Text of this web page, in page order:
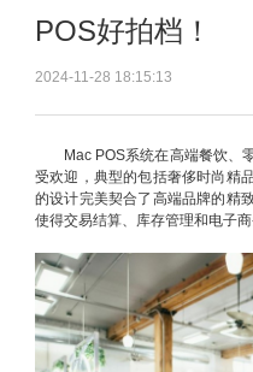
POS好拍档！
2024-11-28 18:15:13
Mac POS系统在高端餐饮、
受欢迎，典型的包括奢侈时尚精
的设计完美契合了高端品牌的精
使得交易结算、库存管理和电子商